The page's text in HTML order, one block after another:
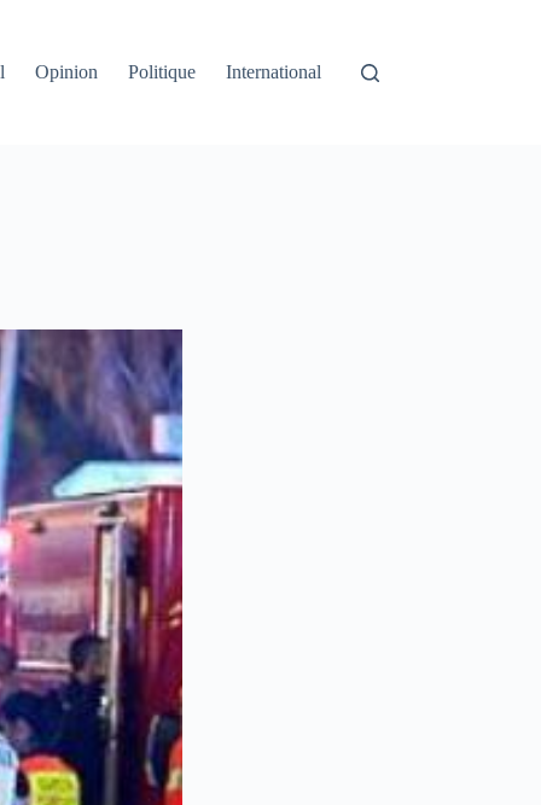
Opinion Politique International